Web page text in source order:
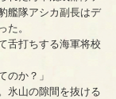
艦隊アシカ副長はデ
た。
舌打ちする海軍将校
のか？」
氷山の隙間を抜ける